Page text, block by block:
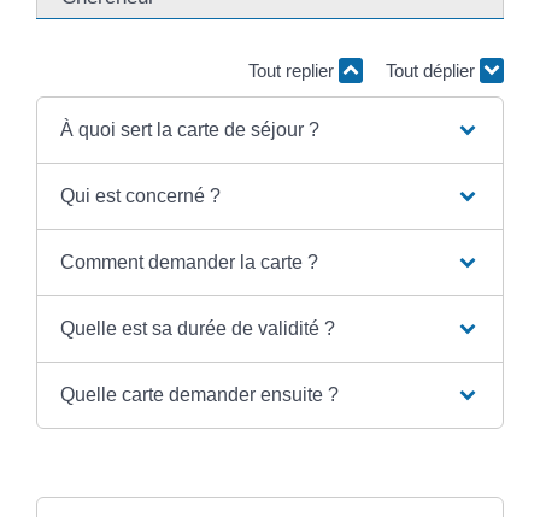
Tout replier Tout déplier
À quoi sert la carte de séjour ?
Qui est concerné ?
Comment demander la carte ?
Quelle est sa durée de validité ?
Quelle carte demander ensuite ?